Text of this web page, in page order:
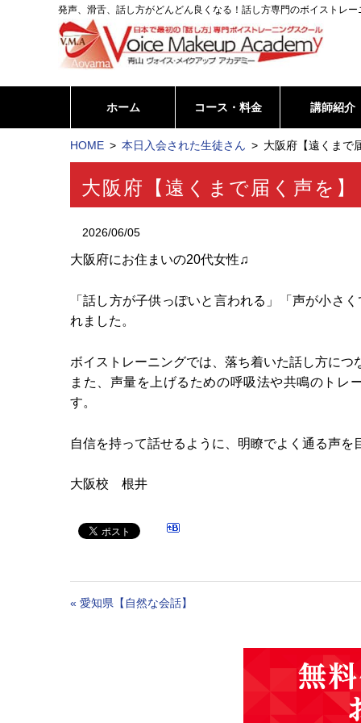
発声、滑舌、話し方がどんどん良くなる！話し方専門のボイストレー
ホーム コース・料金 講師紹介
HOME 本日入会された生徒さん 大阪府【遠くまで
大阪府【遠くまで届く声を】
2026/06/05
大阪府にお住まいの20代女性♫
「話し方が子供っぽいと言われる」「声が小さ
れました。
ボイストレーニングでは、落ち着いた話し方に
また、声量を上げるための呼吸法や共鳴のトレ
す。
自信を持って話せるように、明瞭でよく通る声
大阪校 根井
« 愛知県【自然な会話】